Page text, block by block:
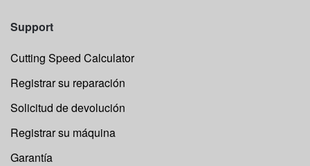
Support
Cutting Speed Calculator
Registrar su reparación
Solicitud de devolución
Registrar su máquina
Garantía